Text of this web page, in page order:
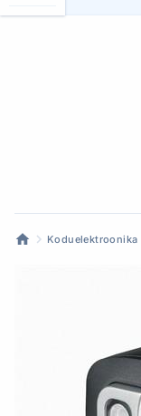
Koduelektroonika